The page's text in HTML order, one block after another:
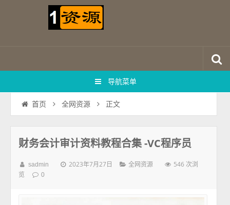
导航菜单
首页 全网资源 正文
财务会计审计资料教程合集 -VC程序员
sadmin 2023年7月27日 全网资源
546 次浏
览
0